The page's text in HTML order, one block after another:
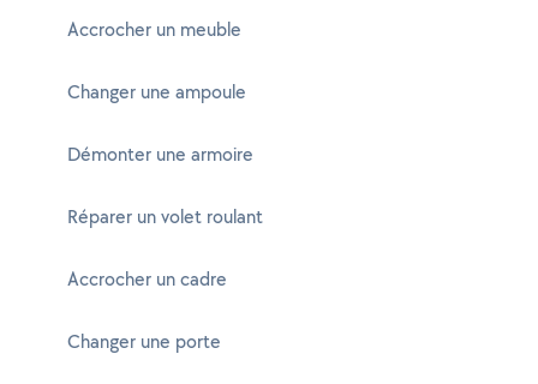
Accrocher un meuble
Changer une ampoule
Démonter une armoire
Réparer un volet roulant
Accrocher un cadre
Changer une porte